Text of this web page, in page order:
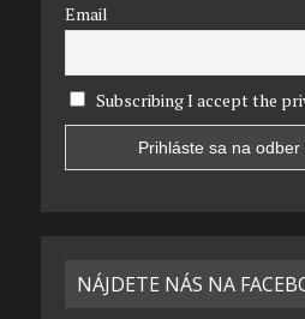
Email
Subscribing I accept the
NÁJDETE NÁS NA